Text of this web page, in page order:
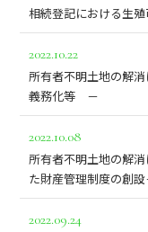
相続登記における生
2022.10.22
所有者不明土地の
義務化等 －
2022.10.08
所有者不明土地の
た財産管理制度の創設
2022.09.24